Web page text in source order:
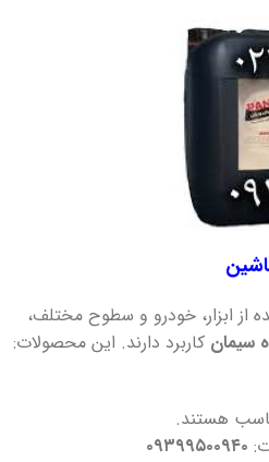
ابزار، خودرو و سطوح مختلف،
سیمان کاربرد دارند. این محصولات:
هستند.
۰۹۳۹۹۵۰۰۹۴۰